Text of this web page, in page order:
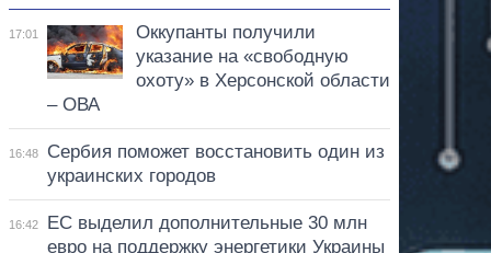
17:01
Оккупанты получили
указание на «свободную
охоту» в Херсонской области
– ОВА
16:48
Сербия поможет восстановить один из
украинских городов
16:42
ЕС выделил дополнительные 30 млн
евро на поддержку энергетики Украины